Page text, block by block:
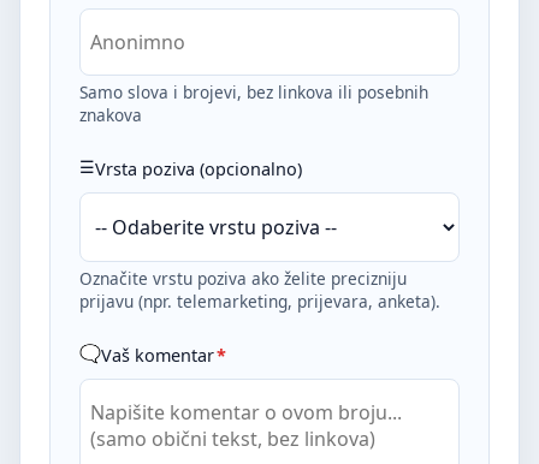
Samo slova i brojevi, bez linkova ili posebnih
znakova
Vrsta poziva (opcionalno)
Označite vrstu poziva ako želite precizniju
prijavu (npr. telemarketing, prijevara, anketa).
Vaš komentar*